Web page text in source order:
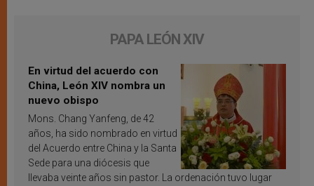
PAPA LEÓN XIV
En virtud del acuerdo con
China, León XIV nombra un
nuevo obispo
Mons. Chang Yanfeng, de 42
años, ha sido nombrado en virtud
del Acuerdo entre China y la Santa
Sede para una diócesis que
llevaba veinte años sin pastor. La ordenación tuvo lugar